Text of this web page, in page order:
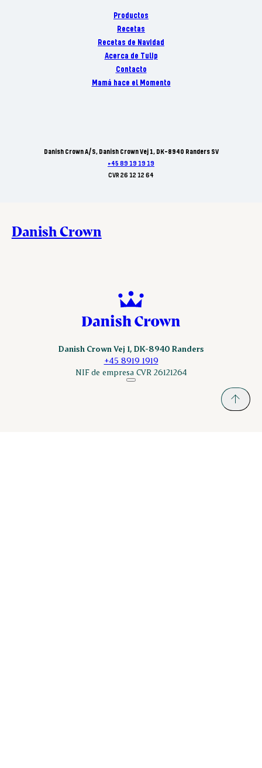
Productos
Recetas
Recetas de Navidad
Acerca de Tulip
Contacto
Mamá hace el Momento
Danish Crown A/S, Danish Crown Vej 1, DK-8940 Randers SV
+45 89 19 19 19
CVR 26 12 12 64
Danish Crown
Danish Crown Vej 1, DK-8940 Randers
+45 8919 1919
NIF de empresa CVR 26121264